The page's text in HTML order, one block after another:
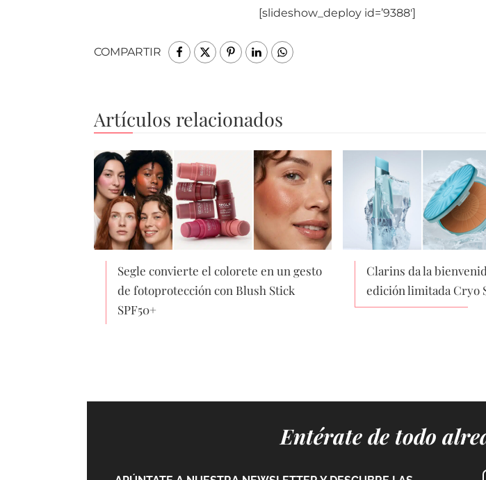
[slideshow_deploy id=’9388′]
COMPARTIR
Artículos relacionados
Segle convierte el colorete en un gesto
de fotoprotección con Blush Stick
SPF50+
Clarins da la
edición limitada Cryo
Entérate de todo